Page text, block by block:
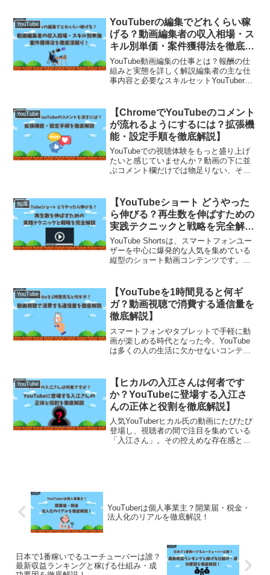
世界中でユーザーを魅了しています。で
は、GoProは一体...
YouTube
YouTuberの編集でどれくらい稼
げる？動画編集者の収入相場・ス
キル別単価・案件獲得法を徹底深
掘り！
YouTube動画編集の仕事とは？報酬の仕
組みと実態を詳しく解説編集者の主な仕
事内容と必要なスキルセットYouTuber向
生します。基本作業として、不要なシー
ンのカッ...
YouTube
【ChromeでYouTubeのコメント
が流れるようにするには？拡張機
能・設定手順を徹底解説】
YouTubeでの視聴体験をもっと盛り上げ
たいと感じていませんか？動画の下に並
ぶコメント欄だけでは物足りない、そん
視聴者のリアクションがリアルタイムで
視覚的に共有される...
知識
【YouTubeショート どうやった
ら伸びる？再生数を伸ばすための
実践テクニックと戦略を完全解
説】
YouTube Shortsは、スマートフォンユー
ザーを中心に爆発的な人気を集めている
縦型のショート動画コンテンツです。わ
スがあります。従来の長尺動画とはまっ
たく異な...
YouTube
【YouTubeを1時間見ると何ギ
ガ？動画視聴で消費する通信量を
徹底解説】
スマートフォンやタブレットで手軽に動
画が楽しめる時代となった今、YouTube
は多くの人の生活に欠かせないコンテン
してしまうのも事実です。特にモバイル
回線を利用している...
YouTube
【ヒカルの入江さんは何者です
か？YouTubeに登場する入江さ
んの正体と役割を徹底解説】
人気YouTuberヒカル氏の動画にたびたび
登場し、視聴者の間で注目を集めている
「入江さん」。その控えめな存在感と独
YouTuberは個人事業主？開業届・税金・
法人化のリアルを徹底解説！
日本で1番稼いでるユーチューバーは誰？
最新収益ランキングと稼げる仕組み・成